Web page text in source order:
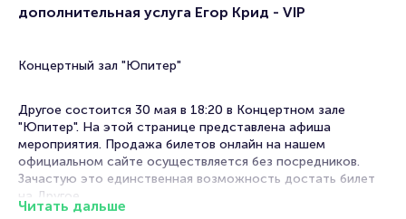
дополнительная услуга Егор Крид - VIP
Концертный зал "Юпитер"
Другое состоится 30 мая в 18:20 в Концертном зале
"Юпитер". На этой странице представлена афиша
мероприятия. Продажа билетов онлайн на нашем
официальном сайте осуществляется без посредников.
Зачастую это единственная возможность достать билет
на Другое.
Читать дальше